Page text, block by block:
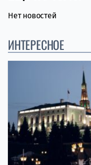
Нет новостей
ИНТЕРЕСНОЕ